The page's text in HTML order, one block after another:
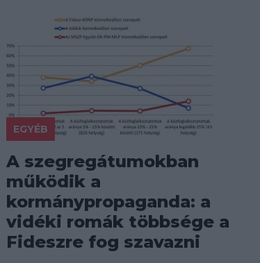
EGYÉB
A szegregátumokban
működik a
kormánypropaganda: a
vidéki romák többsége a
Fideszre fog szavazni